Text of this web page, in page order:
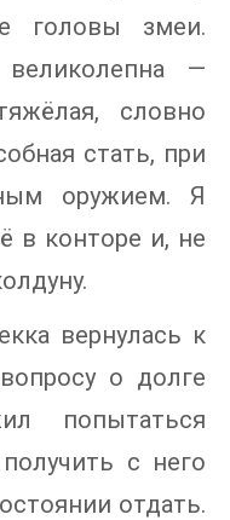
головы змеи.
—
словно
стать, при
оружием. Я
в конторе и, не
вернулась к
о долге
попытаться
с него
отдать.